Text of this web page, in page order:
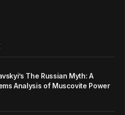
The Russian Myth: A
Analysis of Muscovite Power